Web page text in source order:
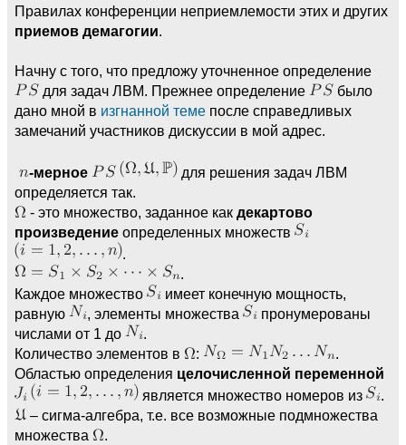
Правилах конференции неприемлемости этих и других
приемов демагогии.
Начну с того, что предложу уточненное определение
для задач ЛВМ. Прежнее определение
было
дано мной в изгнанной теме после справедливых
замечаний участников дискуссии в мой адрес.
-мерное
для решения задач ЛВМ
определяется так.
- это множество, заданное как декартово
произведение определенных множеств
.
.
Каждое множество
имеет конечную мощность,
равную
, элементы множества
пронумерованы
числами от 1 до
.
Количество элементов в
:
.
Областью определения целочисленной переменной
является множество номеров из
.
– сигма-алгебра, т.е. все возможные подмножества
множества
.